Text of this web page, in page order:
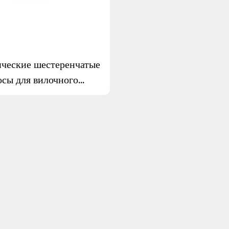
шестеренчатые
для вилочного